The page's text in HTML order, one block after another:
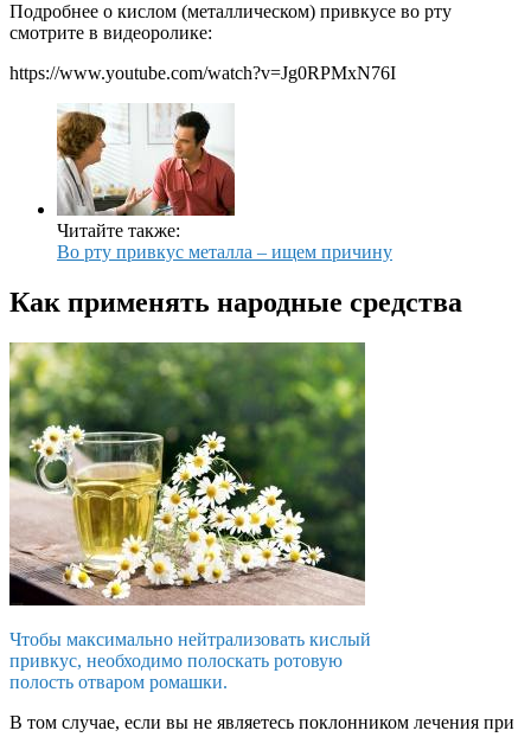
Подробнее о кислом (металлическом) привкусе во рту
смотрите в видеоролике:
https://www.youtube.com/watch?v=Jg0RPMxN76I
Читайте также:
Во рту привкус металла – ищем причину
Как применять народные средства
Чтобы максимально нейтрализовать кислый
привкус, необходимо полоскать ротовую
полость отваром ромашки.
В том случае, если вы не являетесь поклонником лечения при